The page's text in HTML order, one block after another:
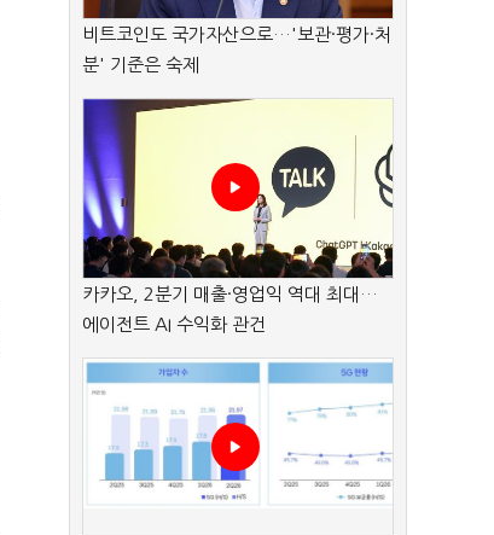
비트코인도 국가자산으로…'보관·평가·처
분' 기준은 숙제
카카오, 2분기 매출·영업익 역대 최대…
에이전트 AI 수익화 관건